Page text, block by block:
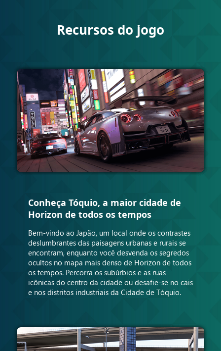
Recursos do jogo
Conheça Tóquio, a maior cidade de
Horizon de todos os tempos
Bem-vindo ao Japão, um local onde os contrastes
deslumbrantes das paisagens urbanas e rurais se
encontram, enquanto você desvenda os segredos
ocultos no mapa mais denso de Horizon de todos
os tempos. Percorra os subúrbios e as ruas
icônicas do centro da cidade ou desafie-se no cais
e nos distritos industriais da Cidade de Tóquio.